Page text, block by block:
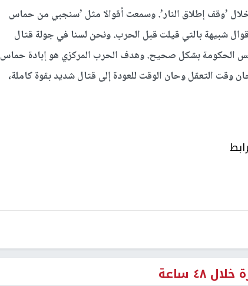
’وقف إطلاق النار’. وسمعت أقوالا مثل ’سنجبي من حماس
شبيهة بالتي قيلت قبل الحرب. ونحن لسنا في جولة قتال
الحكومة بشكل صحيح. وهدف الحرب المركزي هو إبادة حماس
وقت التعقل وحان الوقت للعودة إلى قتال شديد بقوة كاملة،